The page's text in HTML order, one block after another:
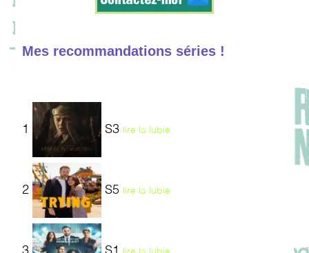
Mes recommandations séries !
1 S3 lire la lubie
2 S5 lire la lubie